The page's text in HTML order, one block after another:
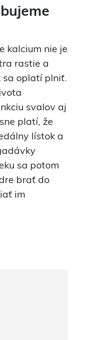
kalcium nie je
rastie a
sa oplatí plniť.
svalov aj
platí, že
lístok a
sa potom
brať do
im